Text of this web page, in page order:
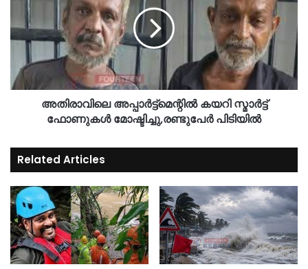
അതിരാവിലെ അപ്പാർട്ട്‌മെന്റിൽ കയറി സ്മാർട്ട്
ഫോണുകൾ മോഷ്ടിച്ചു,രണ്ടുപേർ പിടിയിൽ
Related Articles